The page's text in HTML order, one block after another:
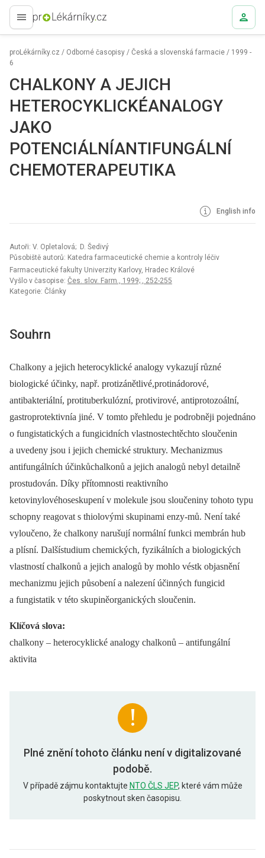
proLékaře.cz
proLékárníky.cz / Odborné časopisy / Česká a slovenská farmacie / 1999 -
6
CHALKONY A JEJICH
HETEROCYKLICKÉANALOGY
JAKO
POTENCIÁLNÍANTIFUNGÁLNÍ
CHEMOTERAPEUTIKA
English info
Autoři: V. Opletalová; D. Šedivý
Působiště autorů: Katedra farmaceutické chemie a kontroly léčiv
Farmaceutické fakulty Univerzity Karlovy, Hradec Králové
Vyšlo v časopise: Čes. slov. Farm., 1999; , 252-255
Kategorie: Články
Souhrn
Chalkony a jejich heterocyklické analogy vykazují různé
biologické účinky, např. protizánětlivé,protinádorové,
antibakteriální, protituberkulózní, protivirové, antiprotozoální,
gastroprotektivnía jiné. V tomto přehledu je podrobněji pojednáno
o fungistatických a fungicidních vlastnostechtěchto sloučenin
a uvedeny jsou i jejich chemické struktury. Mechanizmus
antifungálních účinkůchalkonů a jejich analogů nebyl detailně
prostudován. Díky přítomnosti reaktivního
ketovinylovéhoseskupení v molekule jsou sloučeniny tohoto typu
schopny reagovat s thiolovými skupinami enzy-mů. Není také
vyloučeno, že chalkony narušují normální funkci membrán hub
a plísní. Dalšístudium chemických, fyzikálních a biologických
vlastností chalkonů a jejich analogů by mohlo véstk objasnění
mechanizmu jejich působení a nalezení účinných fungicid
a fungistatik v této skupiněorganických sloučenin.
Klíčová slova:
chalkony –⁠ heterocyklické analogy chalkonů –⁠ antifungální
aktivita
Plné znění tohoto článku není v digitalizované
podobě.
V případě zájmu kontaktujte NTO ČLS JEP, které vám může
poskytnout sken časopisu.